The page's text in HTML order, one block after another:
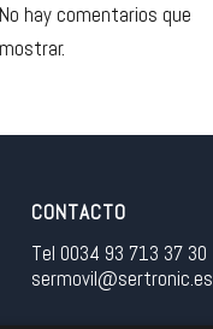
No hay comentarios que
mostrar.
CONTACTO
Tel 0034 93 713 37 30
sermovil@sertronic.es